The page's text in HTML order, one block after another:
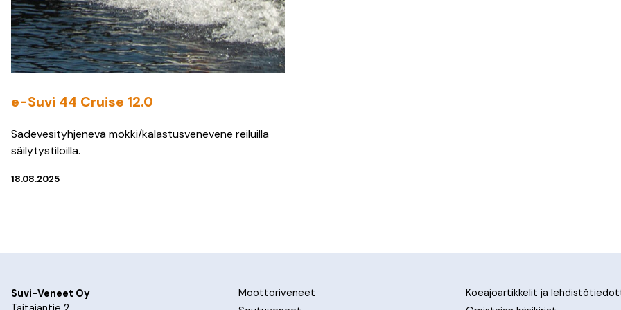
e-Suvi 44 Cruise 12.0
Sadevesityhjenevä mökki/kalastusvenevene reiluilla
säilytystiloilla.
18.08.2025
Suvi-Veneet Oy
Moottoriveneet
Koeajoartikkelit ja